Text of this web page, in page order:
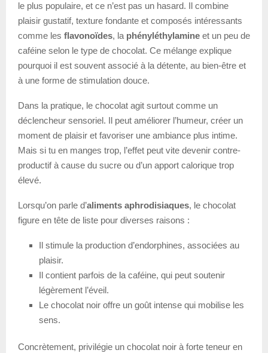
le plus populaire, et ce n’est pas un hasard. Il combine
plaisir gustatif, texture fondante et composés intéressants
comme les flavonoïdes, la phényléthylamine et un peu de
caféine selon le type de chocolat. Ce mélange explique
pourquoi il est souvent associé à la détente, au bien-être et
à une forme de stimulation douce.
Dans la pratique, le chocolat agit surtout comme un
déclencheur sensoriel. Il peut améliorer l’humeur, créer un
moment de plaisir et favoriser une ambiance plus intime.
Mais si tu en manges trop, l’effet peut vite devenir contre-
productif à cause du sucre ou d’un apport calorique trop
élevé.
Lorsqu’on parle d’aliments aphrodisiaques, le chocolat
figure en tête de liste pour diverses raisons :
Il stimule la production d’endorphines, associées au
plaisir.
Il contient parfois de la caféine, qui peut soutenir
légèrement l’éveil.
Le chocolat noir offre un goût intense qui mobilise les
sens.
Concrètement, privilégie un chocolat noir à forte teneur en